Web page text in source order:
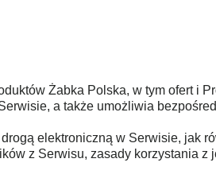
Żabka Polska, w tym ofert i
a także umożliwia
elektroniczną w Serwisie, jak
z Serwisu, zasady korzystania